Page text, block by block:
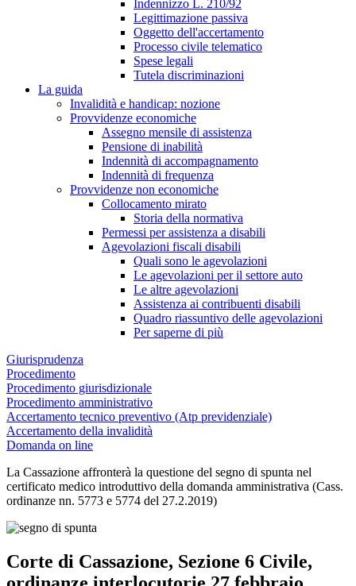
Indennizzo L. 210/92
Legittimazione passiva
Oggetto dell'accertamento
Processo civile telematico
Spese legali
Tutela discriminazioni
La guida
Invalidità e handicap: nozione
Provvidenze economiche
Assegno mensile di assistenza
Pensione di inabilità
Indennità di accompagnamento
Indennità di frequenza
Provvidenze non economiche
Collocamento mirato
Storia della normativa
Permessi per assistenza a disabili
Agevolazioni fiscali disabili
Quali sono le agevolazioni
Le agevolazioni per il settore auto
Le altre agevolazioni
Assistenza ai contribuenti disabili
Quadro riassuntivo delle agevolazioni
Per saperne di più
Giurisprudenza
Procedimento
Procedimento giurisdizionale
Procedimento amministrativo
Accertamento tecnico preventivo (Atp previdenziale)
Accertamento della invalidità
Domanda on line
La Cassazione affronterà la questione del segno di spunta nel
certificato medico introduttivo della domanda amministrativa (Cass.
ordinanze nn. 5773 e 5774 del 27.2.2019)
Corte di Cassazione, Sezione 6 Civile,